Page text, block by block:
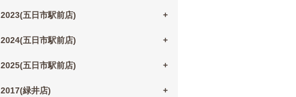
2023(五日市駅前店)
2024(五日市駅前店)
2025(五日市駅前店)
2017(緑井店)